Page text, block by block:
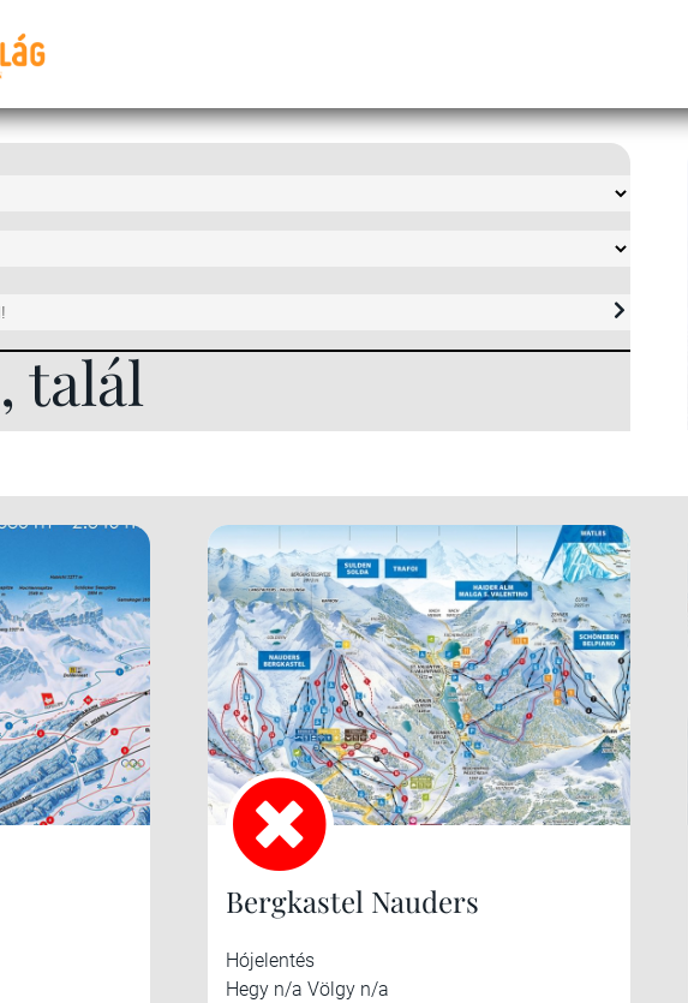
, talál
Bergkastel Nauders
Hójelentés
Hegy n/a Völgy n/a